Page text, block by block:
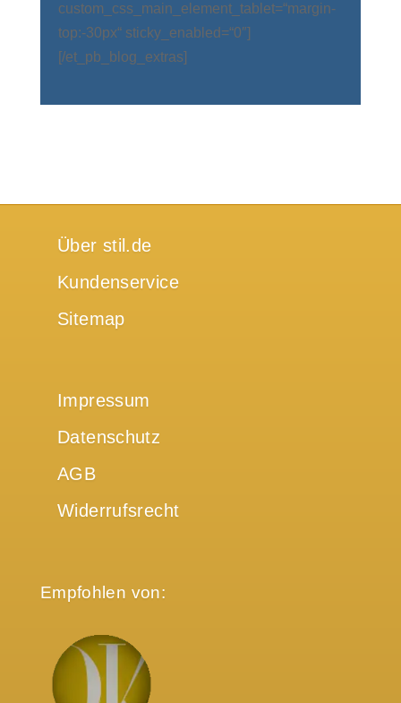
custom_css_main_element_tablet=“margin-
top:-30px“ sticky_enabled=“0″]
[/et_pb_blog_extras]
Über stil.de
Kundenservice
Sitemap
Impressum
Datenschutz
AGB
Widerrufsrecht
Empfohlen von: